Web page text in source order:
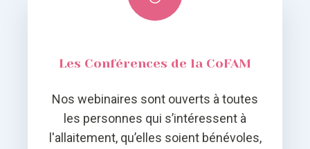
Les Conférences de la CoFAM
Nos webinaires sont ouverts à toutes
les personnes qui s’intéressent à
l'allaitement, qu’elles soient bénévoles,